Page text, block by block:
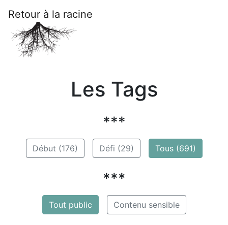
Retour à la racine
Les Tags
***
Début (176) Défi (29) Tous (691)
***
Tout public Contenu sensible